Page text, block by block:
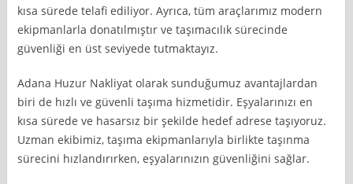
kısa sürede telafi ediliyor. Ayrıca, tüm araçlarımız modern
ekipmanlarla donatılmıştır ve taşımacılık sürecinde
güvenliği en üst seviyede tutmaktayız.
Adana Huzur Nakliyat olarak sunduğumuz avantajlardan
biri de hızlı ve güvenli taşıma hizmetidir. Eşyalarınızı en
kısa sürede ve hasarsız bir şekilde hedef adrese taşıyoruz.
Uzman ekibimiz, taşıma ekipmanlarıyla birlikte taşınma
sürecini hızlandırırken, eşyalarınızın güvenliğini sağlar.